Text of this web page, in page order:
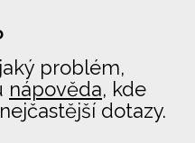
problém,
nápověda, kde
dotazy.